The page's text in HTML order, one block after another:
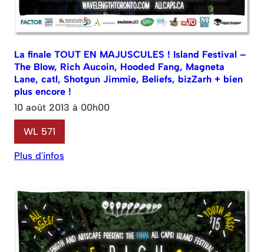
La finale TOUT EN MAJUSCULES ! Island Festival –
The Blow, Rich Aucoin, Hooded Fang, Magneta
Lane, catl, Shotgun Jimmie, Beliefs, bizZarh + bien
plus encore !
10 août 2013 à 00h00
WL 571
Plus d'infos